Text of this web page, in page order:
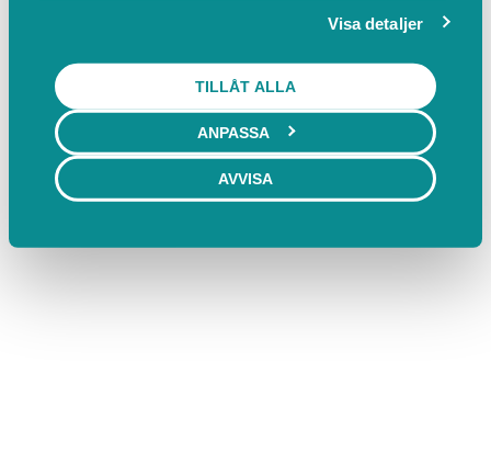
Visa detaljer
TILLÅT ALLA
ANPASSA
AVVISA